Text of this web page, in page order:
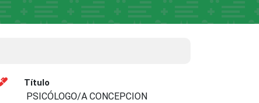
Título
PSICÓLOGO/A CONCEPCION